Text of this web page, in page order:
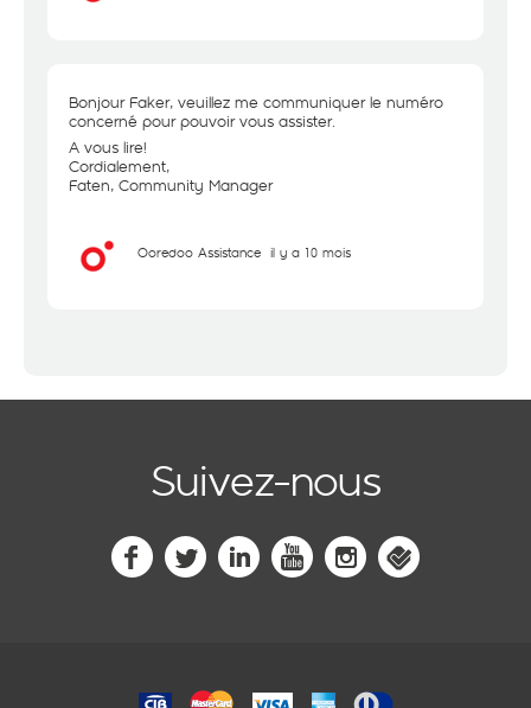
Bonjour Faker, veuillez me communiquer le numéro
concerné pour pouvoir vous assister.
A vous lire!
Cordialement,
Faten, Community Manager
Ooredoo Assistance il y a 10 mois
Suivez-nous